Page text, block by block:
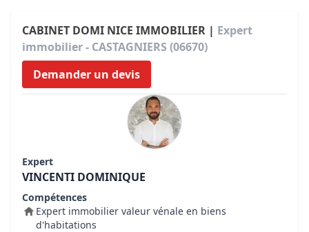
CABINET DOMI NICE IMMOBILIER | Expert
immobilier - CASTAGNIERS (06670)
Demander un devis
Expert
VINCENTI DOMINIQUE
Compétences
Expert immobilier valeur vénale en biens
d'habitations